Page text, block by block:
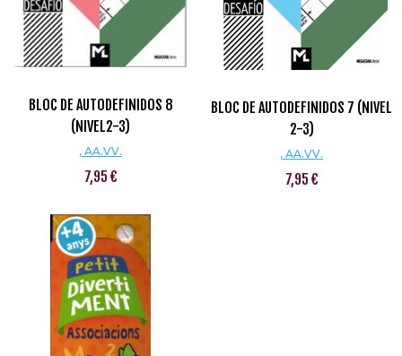
BLOC DE AUTODEFINIDOS 8
(NIVEL2-3)
, AA.VV.
7,95 €
BLOC DE AUTODEFINIDOS 7 (NIVEL
2-3)
, AA.VV.
7,95 €